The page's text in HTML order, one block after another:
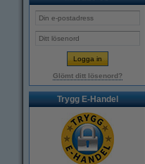
Glömt ditt lösenord?
Trygg E-Handel